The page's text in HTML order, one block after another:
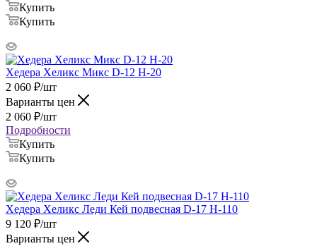
Купить
Купить
Хедера Хеликс Микс D-12 H-20
2 060 ₽/шт
Варианты цен
2 060 ₽/шт
Подробности
Купить
Купить
Хедера Хеликс Леди Кей подвесная D-17 H-110
9 120 ₽/шт
Варианты цен